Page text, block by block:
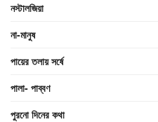
নস্টালজিয়া
না-মানুষ
পায়ের তলায় সর্ষে
পালা- পাব্বণ
পুরনো দিনের কথা